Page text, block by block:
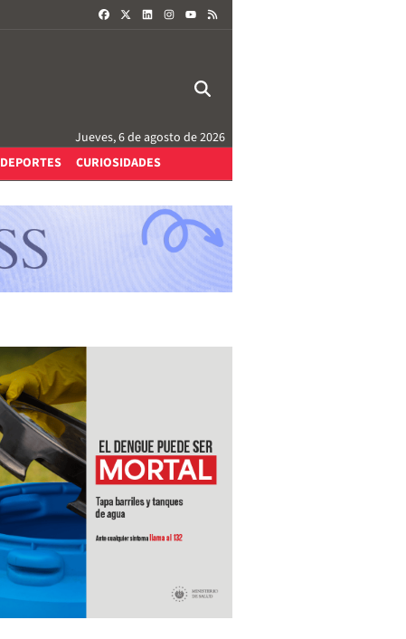
FACEBOOKLINKEDININSTAGRAM
Jueves, 6 de agosto de 2026
DEPORTES CURIOSIDADES